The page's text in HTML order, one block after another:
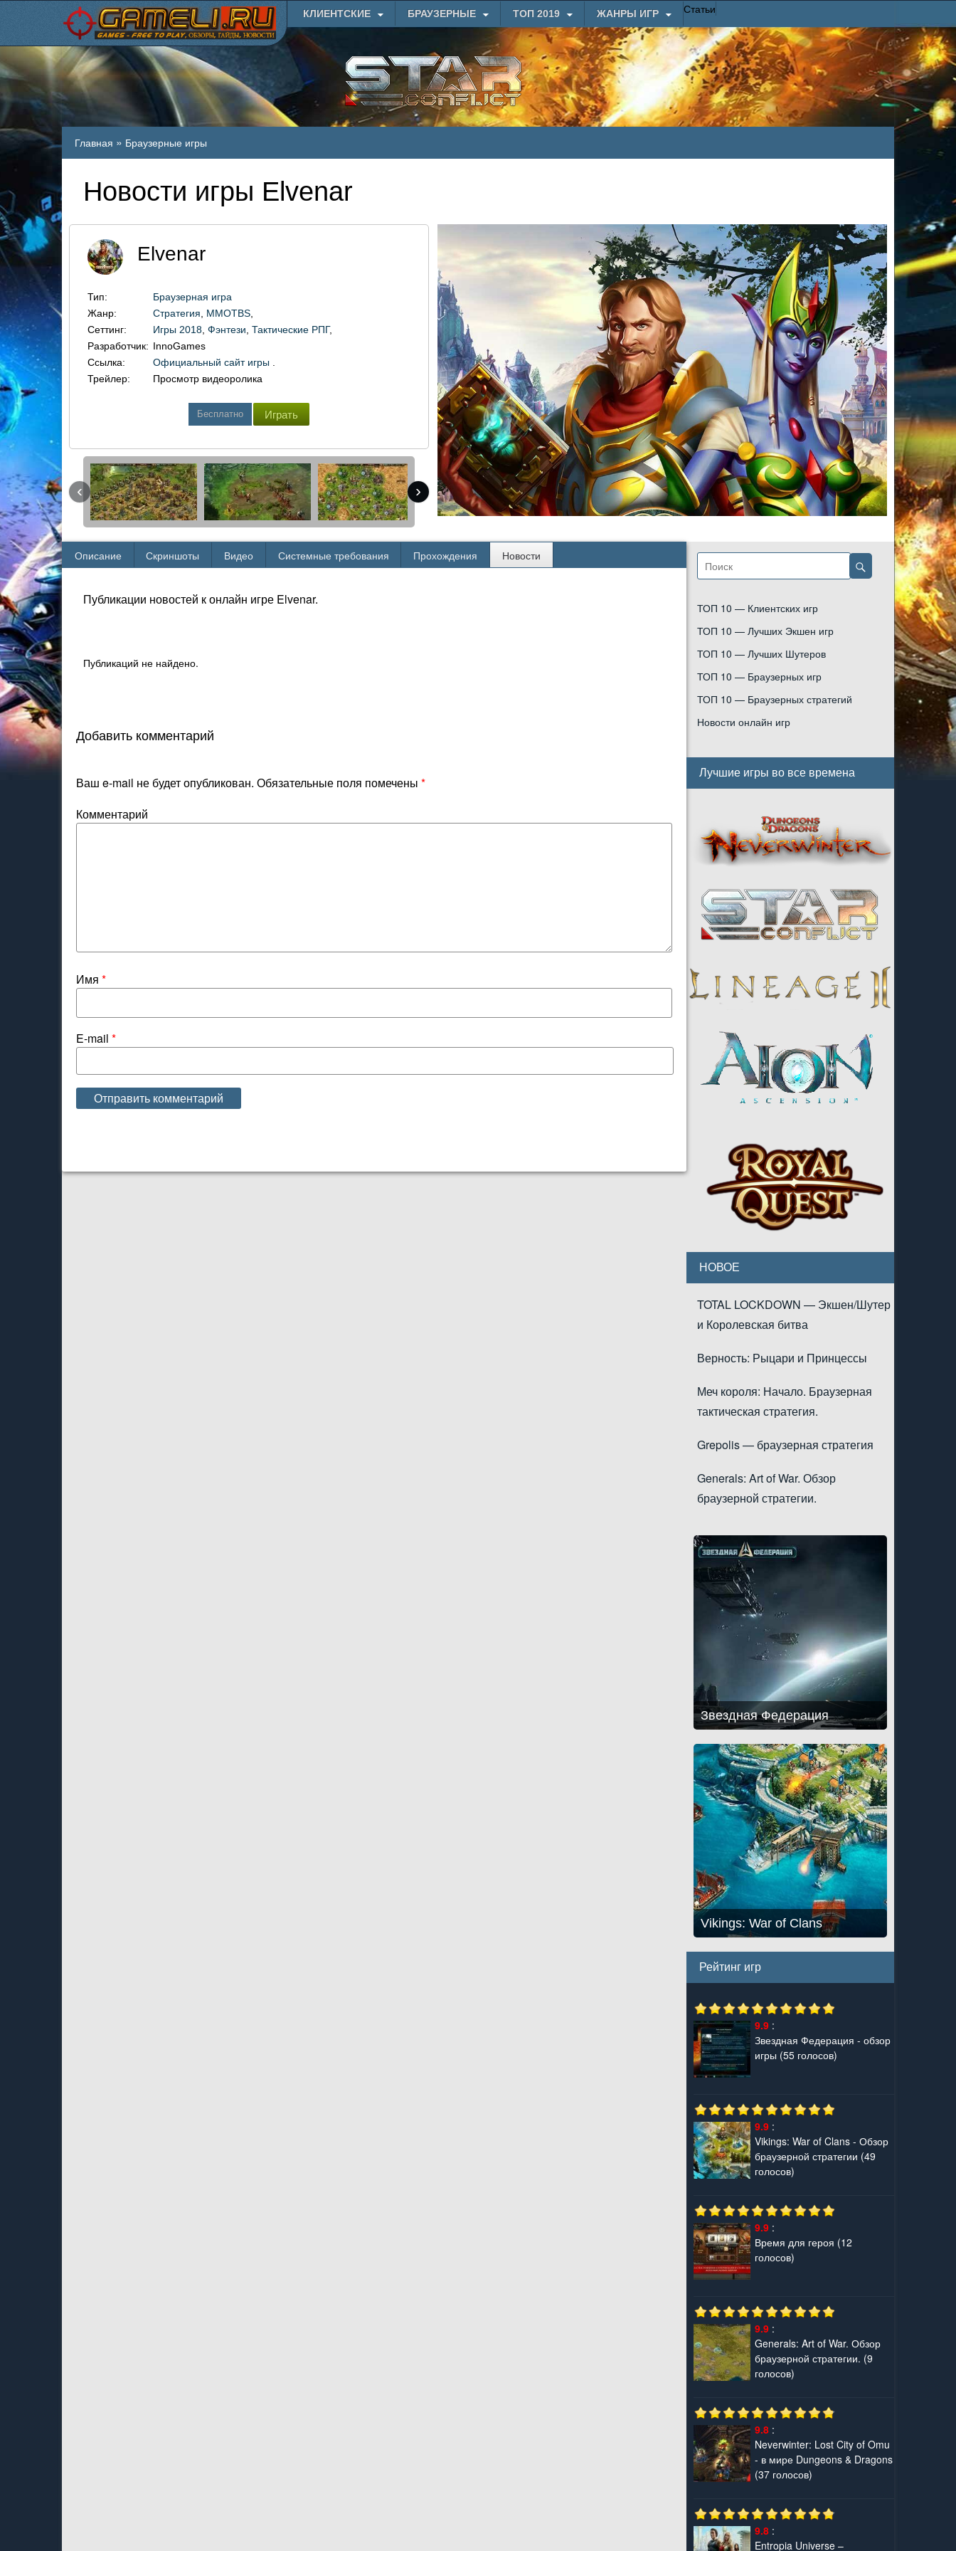
КЛИЕНТСКИЕ БРАУЗЕРНЫЕ ТОП 2019 ЖАНРЫ ИГР Статьи
Главная » Браузерные игры
Новости игры Elvenar
Elvenar
Тип:
Браузерная игра
Жанр:
Стратегия MMOTBS
Сеттинг:
Игры 2018 Фэнтези Тактические РПГ,
Разработчик: InnoGames
Ссылка:
Официальный сайт игры
Трейлер:
Просмотр видеоролика
Бесплатно Играть
‹ ›
Описание Скриншоты Видео Системные требования Прохождения Новости
Публикации новостей к онлайн игре Elvenar.
Публикаций не найдено.
Добавить комментарий
Ваш e-mail не будет опубликован. Обязательные поля помечены *
Комментарий
Имя *
E-mail *
ТОП 10 — Клиентских игр
ТОП 10 — Лучших Экшен игр
ТОП 10 — Лучших Шутеров
ТОП 10 — Браузерных игр
ТОП 10 — Браузерных стратегий
Новости онлайн игр
Лучшие игры во все времена
НОВОЕ
TOTAL LOCKDOWN — Экшен/Шутер
и Королевская битва
Верность: Рыцари и Принцессы
Меч короля: Начало. Браузерная
тактическая стратегия.
Grepolis — браузерная стратегия
Generals: Art of War. Обзор
браузерной стратегии.
Звездная Федерация
Vikings: War of Clans
Рейтинг игр
9.9:
Звездная Федерация - обзор
игры (55 голосов)
9.9:
Vikings: War of Clans - Обзор
браузерной стратегии (49
голосов)
9.9:
Время для героя (12
голосов)
9.9:
Generals: Art of War. Обзор
браузерной стратегии. (9
голосов)
9.8:
Neverwinter: Lost City of Omu
- в мире Dungeons & Dragons
(37 голосов)
9.8:
Entropia Universe –